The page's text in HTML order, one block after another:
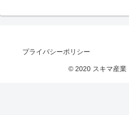
プライバシーポリシー
© 2020 スキマ産業